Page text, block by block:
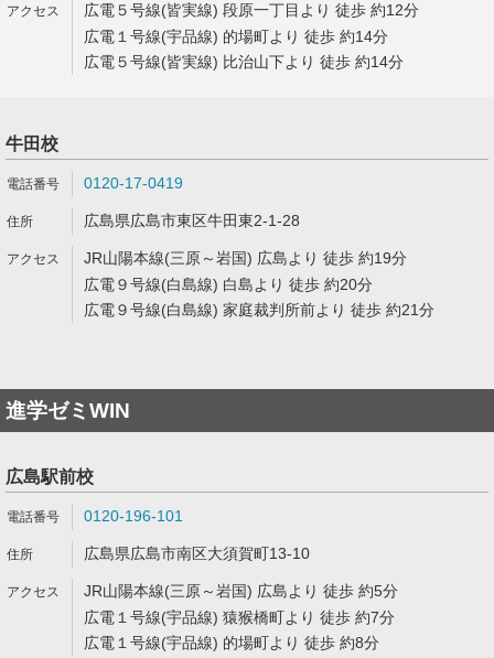
広電５号線(皆実線) 段原一丁目より 徒歩 約12分
広電１号線(宇品線) 的場町より 徒歩 約14分
広電５号線(皆実線) 比治山下より 徒歩 約14分
牛田校
0120-17-0419
広島県広島市東区牛田東2-1-28
JR山陽本線(三原～岩国) 広島より 徒歩 約19分
広電９号線(白島線) 白島より 徒歩 約20分
広電９号線(白島線) 家庭裁判所前より 徒歩 約21分
進学ゼミWIN
広島駅前校
0120-196-101
広島県広島市南区大須賀町13-10
JR山陽本線(三原～岩国) 広島より 徒歩 約5分
広電１号線(宇品線) 猿猴橋町より 徒歩 約7分
広電１号線(宇品線) 的場町より 徒歩 約8分